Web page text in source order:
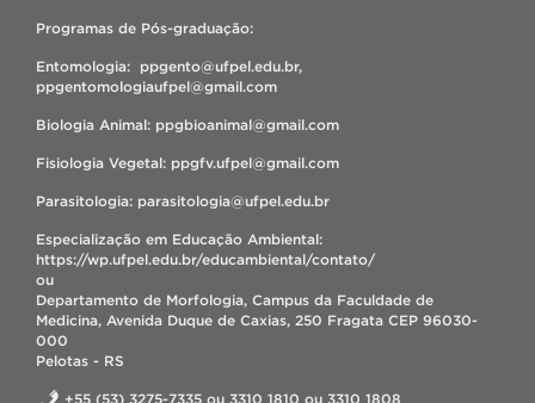
Programas de Pós-graduação:
Entomologia: ppgento@ufpel.edu.br,
ppgentomologiaufpel@gmail.com
Biologia Animal: ppgbioanimal@gmail.com
Fisiologia Vegetal: ppgfv.ufpel@gmail.com
Parasitologia: parasitologia@ufpel.edu.br
Especialização em Educação Ambiental:
https://wp.ufpel.edu.br/educambiental/contato/
ou
Departamento de Morfologia, Campus da Faculdade de
Medicina, Avenida Duque de Caxias, 250 Fragata CEP 96030-
000
Pelotas - RS
+55 (53) 3275-7335 ou 3310 1810 ou 3310 1808